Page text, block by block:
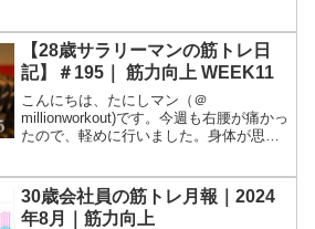
されるサラリーマンが、常に“今が一番強
い”を目指...
【28歳サラリーマンの筋トレ日
記】＃195｜ 筋力向上 WEEK11
こんにちは、たにしマン（＠
millionworkout)です。今週も右腰が痛かっ
たので、軽めに行いました。身体が思う
をとって今までできていたことができな
くなると、こうい...
30歳会社員の筋トレ月報｜2024
年8月｜筋力向上